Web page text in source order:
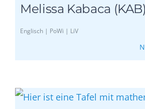
Melissa Kabaca (KAB)
Englisch | PoWi | LiV